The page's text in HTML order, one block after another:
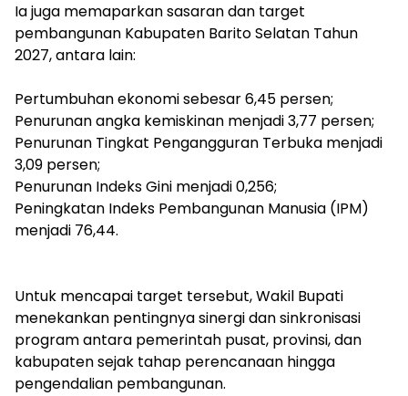
‎Ia juga memaparkan sasaran dan target
pembangunan Kabupaten Barito Selatan Tahun
2027, antara lain:
‎Pertumbuhan ekonomi sebesar 6,45 persen;
‎Penurunan angka kemiskinan menjadi 3,77 persen;
‎Penurunan Tingkat Pengangguran Terbuka menjadi
3,09 persen;
‎Penurunan Indeks Gini menjadi 0,256;
‎Peningkatan Indeks Pembangunan Manusia (IPM)
menjadi 76,44.
‎Untuk mencapai target tersebut, Wakil Bupati
menekankan pentingnya sinergi dan sinkronisasi
program antara pemerintah pusat, provinsi, dan
kabupaten sejak tahap perencanaan hingga
pengendalian pembangunan.